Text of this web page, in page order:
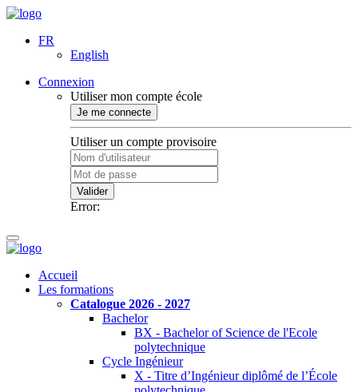
FR
English
Connexion
Utiliser mon compte école
Je me connecte
Utiliser un compte provisoire
Valider
Error:
Accueil
Les formations
Catalogue 2026 - 2027
Bachelor
BX - Bachelor of Science de l'Ecole
polytechnique
Cycle Ingénieur
X - Titre d’Ingénieur diplômé de l’École